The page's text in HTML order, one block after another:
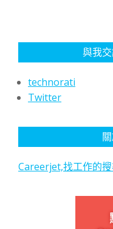
與我
technorati
Twitter
Careerjet,找工作的